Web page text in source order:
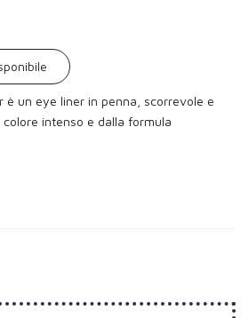
è un eye liner in penna, scorrevole e
intenso e dalla formula